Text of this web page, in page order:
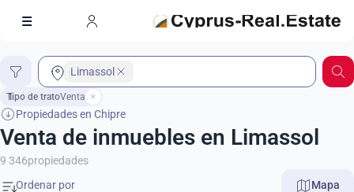
1
Limassol
Tipo de tratoVenta
Propiedades en Chipre
Venta de inmuebles en Limassol
9 346propiedades
Mapa